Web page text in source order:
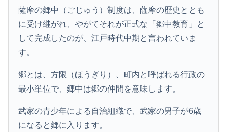
薩摩の郷中（ごじゅう）制度は、薩摩の歴史ととも
に受け継がれ、やがてそれが正式な「郷中教育」と
して完成したのが、江戸時代中期と言われていま
す。
郷とは、方限（ほうぎり）、町内と呼ばれる行政の
最小単位で、郷中は郷の仲間を意味します。
武家の青少年による自治組織で、武家の男子が6歳
になると郷に入ります。